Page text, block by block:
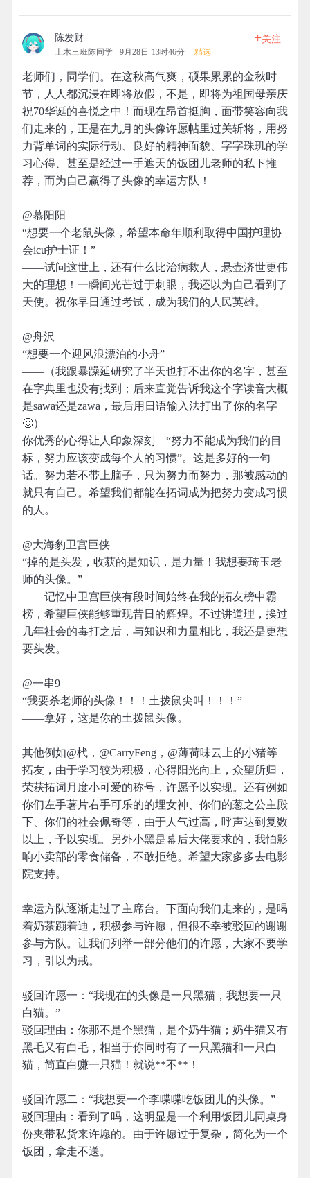
陈发财
土木三班陈同学 9月28日 13时46分 精选
+关注
老师们，同学们。在这秋高气爽，硕果累累的金秋时
节，人人都沉浸在即将放假，不是，即将为祖国母亲庆
祝70华诞的喜悦之中！而现在昂首挺胸，面带笑容向我
们走来的，正是在九月的头像许愿帖里过关斩将，用努
力背单词的实际行动、良好的精神面貌、字字珠玑的学
习心得、甚至是经过一手遮天的饭团儿老师的私下推
荐，而为自己赢得了头像的幸运方队！
@慕阳阳
“想要一个老鼠头像，希望本命年顺利取得中国护理协
会icu护士证！”
——试问这世上，还有什么比治病救人，悬壶济世更伟
大的理想！一瞬间光芒过于刺眼，我还以为自己看到了
天使。祝你早日通过考试，成为我们的人民英雄。
@舟沢
“想要一个迎风浪漂泊的小舟”
——（我跟暴躁延研究了半天也打不出你的名字，甚至
在字典里也没有找到；后来直觉告诉我这个字读音大概
是sawa还是zawa，最后用日语输入法打出了你的名字
🙂）
你优秀的心得让人印象深刻—“努力不能成为我们的目
标，努力应该变成每个人的习惯”。这是多好的一句
话。努力若不带上脑子，只为努力而努力，那被感动的
就只有自己。希望我们都能在拓词成为把努力变成习惯
的人。
@大海豹卫宫巨侠
“掉的是头发，收获的是知识，是力量！我想要琦玉老
师的头像。”
——记忆中卫宫巨侠有段时间始终在我的拓友榜中霸
榜，希望巨侠能够重现昔日的辉煌。不过讲道理，挨过
几年社会的毒打之后，与知识和力量相比，我还是更想
要头发。
@一串9
“我要杀老师的头像！！！土拨鼠尖叫！！！”
——拿好，这是你的土拨鼠头像。
其他例如@杙，@CarryFeng，@薄荷味云上的小猪等
拓友，由于学习较为积极，心得阳光向上，众望所归，
荣获拓词月度小可爱的称号，许愿予以实现。还有例如
你们左手薯片右手可乐的的埋女神、你们的葱之公主殿
下、你们的社会佩奇等，由于人气过高，呼声达到复数
以上，予以实现。另外小黑是幕后大佬要求的，我怕影
响小卖部的零食储备，不敢拒绝。希望大家多多去电影
院支持。
幸运方队逐渐走过了主席台。下面向我们走来的，是喝
着奶茶蹦着迪，积极参与许愿，但很不幸被驳回的谢谢
参与方队。让我们列举一部分他们的许愿，大家不要学
习，引以为戒。
驳回许愿一：“我现在的头像是一只黑猫，我想要一只
白猫。”
驳回理由：你那不是个黑猫，是个奶牛猫；奶牛猫又有
黑毛又有白毛，相当于你同时有了一只黑猫和一只白
猫，简直白赚一只猫！就说**不**！
驳回许愿二：“我想要一个李喋喋吃饭团儿的头像。”
驳回理由：看到了吗，这明显是一个利用饭团儿同桌身
份夹带私货来许愿的。由于许愿过于复杂，简化为一个
饭团，拿走不送。